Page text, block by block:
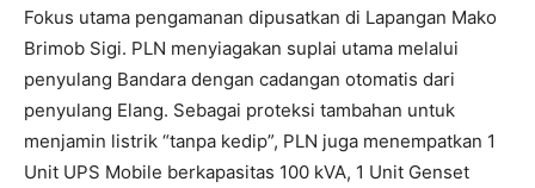
Fokus utama pengamanan dipusatkan di Lapangan Mako
Brimob Sigi. PLN menyiagakan suplai utama melalui
penyulang Bandara dengan cadangan otomatis dari
penyulang Elang. Sebagai proteksi tambahan untuk
menjamin listrik “tanpa kedip”, PLN juga menempatkan 1
Unit UPS Mobile berkapasitas 100 kVA, 1 Unit Genset